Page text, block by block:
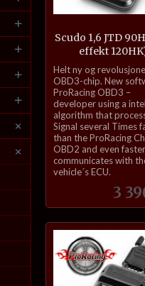
Scudo 1,6 JTD
effekt
Pris
3
inkl.
mva.
Helt ny og
OBD3-chip. New
ProRacing OBD3 –
developer using a
algorithm that
Signal several Times
than the ProRacing
OBD2 and even faster
communicates with
vehicle´s ECU.